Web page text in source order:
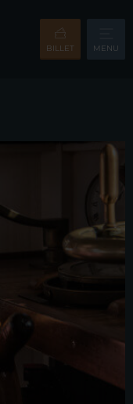
BILLET MENU